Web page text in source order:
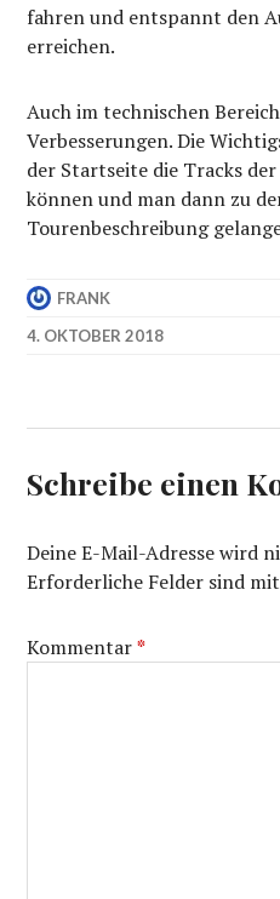
fahren und entspannt den
erreichen.
Auch im technischen
Verbesserungen. Die
der Startseite die Tracks
können und man dann zu
Tourenbeschreibung
FRANK
4. OKTOBER 2018
Schreibe einen
Deine E-Mail-Adresse wird
Erforderliche Felder sind
Kommentar*